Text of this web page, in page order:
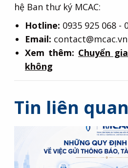
hệ Ban thư ký MCAC:
Hotline: 0935 925 068 -
Email: contact@mcac.vn
Xem thêm: Chuyển
không
Tin liên quan